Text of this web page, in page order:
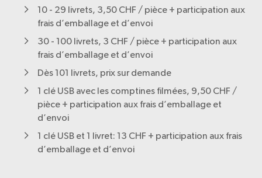
10 - 29 livrets, 3,50 CHF / pièce + participation aux
frais d’emballage et d’envoi
30 - 100 livrets, 3 CHF / pièce + participation aux
frais d’emballage et d’envoi
Dès 101 livrets, prix sur demande
1 clé USB avec les comptines filmées, 9,50 CHF /
pièce + participation aux frais d’emballage et
d’envoi
1 clé USB et 1 livret: 13 CHF + participation aux frais
d’emballage et d’envoi